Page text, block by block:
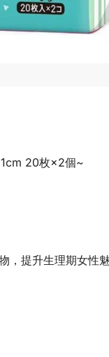
20枚×2個~
，提升生理期女性魅